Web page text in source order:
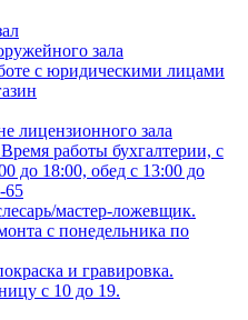
зала
с юридическими лицами
лицензионного зала
работы бухгалтерии, с
до 18:00, обед с 13:00 до
65
мастер-ложевщик.
с понедельника по
и гравировка.
с 10 до 19.